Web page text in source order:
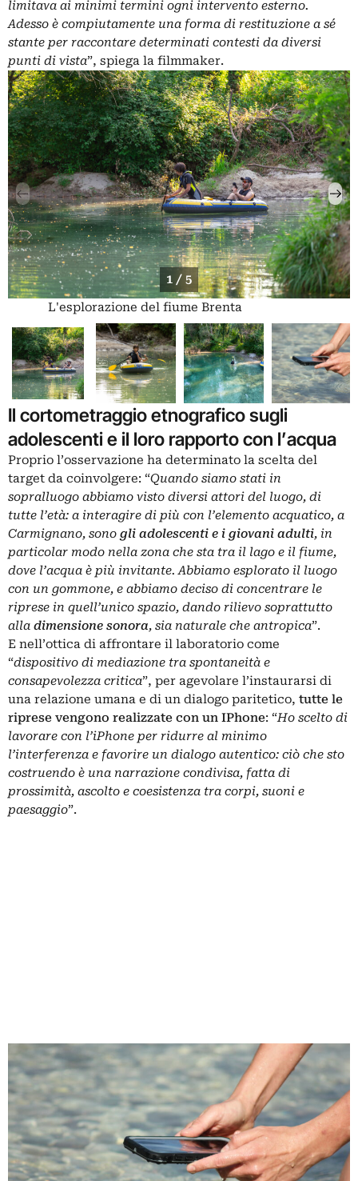
limitava ai minimi termini ogni intervento esterno.
Adesso è compiutamente una forma di restituzione a sé
stante per raccontare determinati contesti da diversi
punti di vista”, spiega la filmmaker.
1 / 5
L'esplorazione del fiume Brenta
Il cortometraggio etnografico sugli
adolescenti e il loro rapporto con l’acqua
Proprio l’osservazione ha determinato la scelta del
target da coinvolgere: “Quando siamo stati in
sopralluogo abbiamo visto diversi attori del luogo, di
tutte l’età: a interagire di più con l’elemento acquatico, a
Carmignano, sono gli adolescenti e i giovani adulti, in
particolar modo nella zona che sta tra il lago e il fiume,
dove l’acqua è più invitante. Abbiamo esplorato il luogo
con un gommone, e abbiamo deciso di concentrare le
riprese in quell’unico spazio, dando rilievo soprattutto
alla dimensione sonora, sia naturale che antropica”.
E nell’ottica di affrontare il laboratorio come
“dispositivo di mediazione tra spontaneità e
consapevolezza critica”, per agevolare l’instaurarsi di
una relazione umana e di un dialogo paritetico, tutte le
riprese vengono realizzate con un IPhone: “Ho scelto di
lavorare con l’iPhone per ridurre al minimo
l’interferenza e favorire un dialogo autentico: ciò che sto
costruendo è una narrazione condivisa, fatta di
prossimità, ascolto e coesistenza tra corpi, suoni e
paesaggio”.